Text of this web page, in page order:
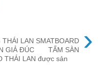
›
LAN SMATBOARD
GIẢ ĐÚC TẤM SÀN
THÁI LAN được sản